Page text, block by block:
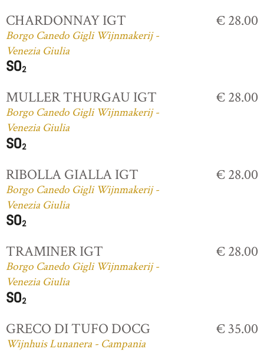
CHARDONNAY IGT
Borgo Canedo Gigli Wijnmakerij -
Venezia Giulia
€ 28.00
MULLER THURGAU IGT
Borgo Canedo Gigli Wijnmakerij -
Venezia Giulia
€ 28.00
RIBOLLA GIALLA IGT
Borgo Canedo Gigli Wijnmakerij -
Venezia Giulia
€ 28.00
TRAMINER IGT
Borgo Canedo Gigli Wijnmakerij -
Venezia Giulia
€ 28.00
GRECO DI TUFO DOCG
Wijnhuis Lunanera - Campania
€ 35.00